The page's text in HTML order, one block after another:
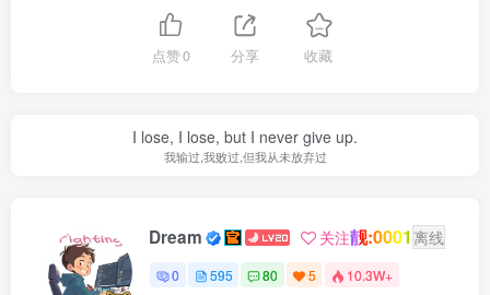
点赞0 分享 收藏
I lose, I lose, but I never give up.
我输过,我败过,但我从未放弃过
Dream 关注靓:0001 离线
0 595 80 5 10.3W+